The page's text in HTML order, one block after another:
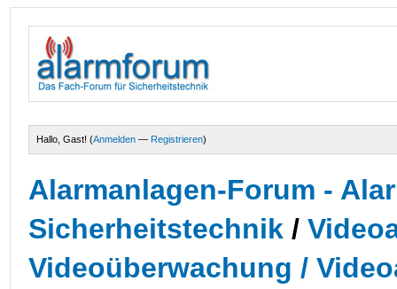
Hallo, Gast! (Anmelden — Registrieren)
Alarmanlagen-Forum -
Sicherheitstechnik /
Videoüberwachung /